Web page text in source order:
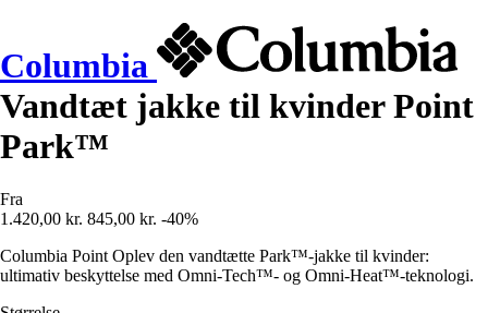
Columbia
Vandtæt jakke til kvinder Point
Park™
Fra
1.420,00 kr. 845,00 kr. -40%
Columbia Point Oplev den vandtætte Park™-jakke til kvinder:
ultimativ beskyttelse med Omni-Tech™- og Omni-Heat™-teknologi.